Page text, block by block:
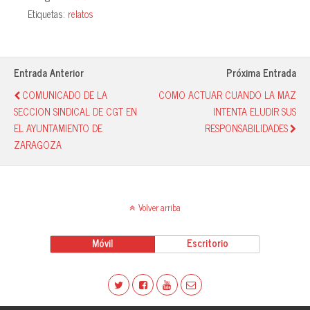
bo
ok
ts
A
pp rti
Etiquetas: relatos
Entrada Anterior
COMUNICADO DE LA
SECCION SINDICAL DE CGT EN
EL AYUNTAMIENTO DE
ZARAGOZA
Próxima Entrada
COMO ACTUAR CUANDO LA MAZ
INTENTA ELUDIR SUS
RESPONSABILIDADES
Volver arriba
Móvil Escritorio